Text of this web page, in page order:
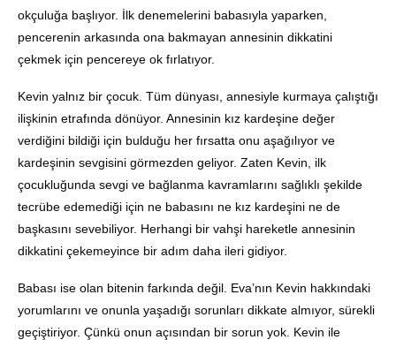
okçuluğa başlıyor. İlk denemelerini babasıyla yaparken,
pencerenin arkasında ona bakmayan annesinin dikkatini
çekmek için pencereye ok fırlatıyor.
Kevin yalnız bir çocuk. Tüm dünyası, annesiyle kurmaya çalıştığı
ilişkinin etrafında dönüyor. Annesinin kız kardeşine değer
verdiğini bildiği için bulduğu her fırsatta onu aşağılıyor ve
kardeşinin sevgisini görmezden geliyor. Zaten Kevin, ilk
çocukluğunda sevgi ve bağlanma kavramlarını sağlıklı şekilde
tecrübe edemediği için ne babasını ne kız kardeşini ne de
başkasını sevebiliyor. Herhangi bir vahşi hareketle annesinin
dikkatini çekemeyince bir adım daha ileri gidiyor.
Babası ise olan bitenin farkında değil. Eva’nın Kevin hakkındaki
yorumlarını ve onunla yaşadığı sorunları dikkate almıyor, sürekli
geçiştiriyor. Çünkü onun açısından bir sorun yok. Kevin ile